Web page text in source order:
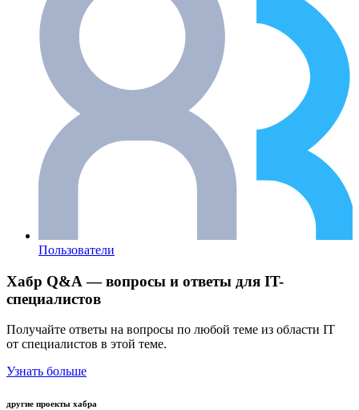
Пользователи
Хабр Q&A — вопросы и ответы для IT-
специалистов
Получайте ответы на вопросы по любой теме из области IT
от специалистов в этой теме.
Узнать больше
другие проекты хабра